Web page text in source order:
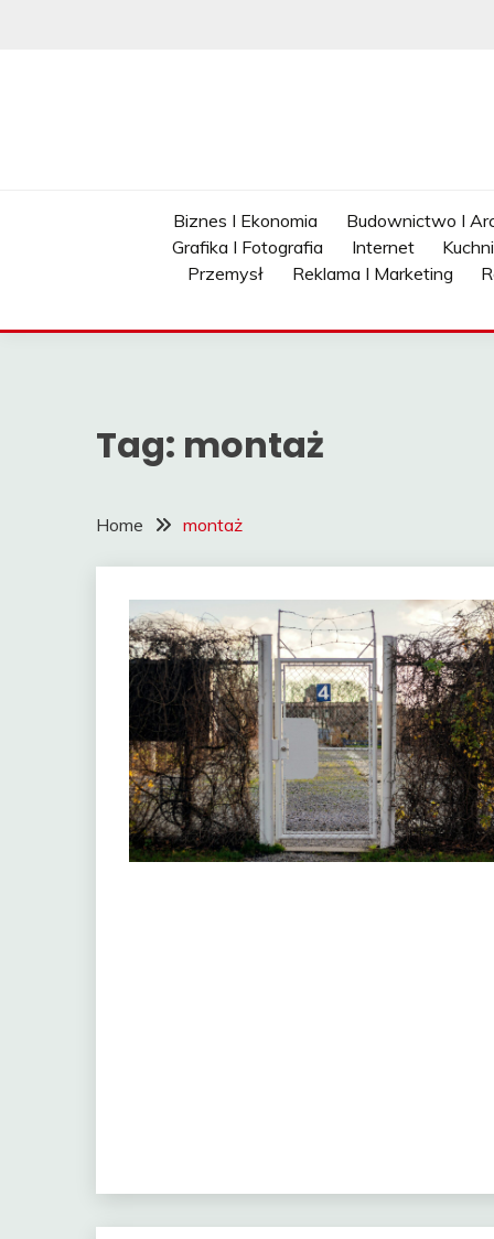
Biznes I Ekonomia
Budownictwo I
Grafika I Fotografia
Internet
Przemysł
Reklama I Marketing
Tag: montaż
Home montaż